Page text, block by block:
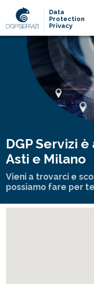
Data
Protection
Privacy
DGP Servizi
Asti e Milano
Vieni a trovarci e
possiamo fare per te